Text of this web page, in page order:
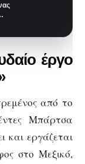
έργο
από το
Μπάρτσα
και εργάζεται
στο Μεξικό,